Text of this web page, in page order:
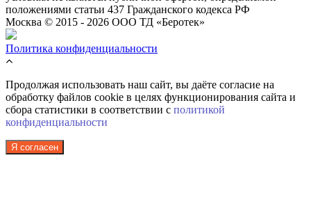
положениями статьи 437 Гражданского кодекса РФ
Москва © 2015 - 2026 ООО ТД «Беротек»
Политика конфиденциальности
Продолжая использовать наш сайт, вы даёте согласие на
обработку файлов cookie в целях функционирования сайта и
сбора статистики в соответствии с политикой
конфиденциальности
Я согласен